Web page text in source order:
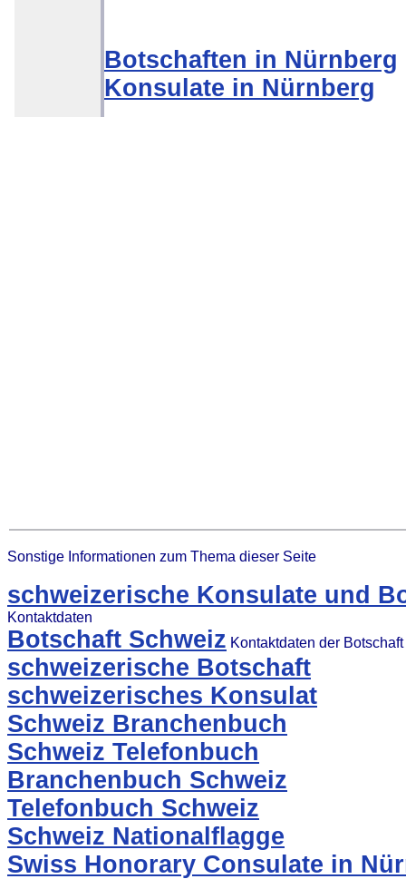
Botschaften in Nürnberg
Konsulate in Nürnberg
Sonstige Informationen zum Thema dieser Seite
schweizerische Konsulate und
Kontaktdaten
Botschaft Schweiz Kontaktdaten der
schweizerische Botschaft
schweizerisches Konsulat
Schweiz Branchenbuch
Schweiz Telefonbuch
Branchenbuch Schweiz
Telefonbuch Schweiz
Schweiz Nationalflagge
Swiss Honorary Consulate in